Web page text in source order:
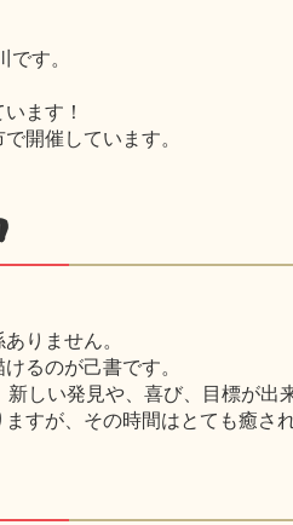
す。
ます！
開催しています。
りません。
るのが己書です。
しい発見や、喜び、目標が出
すが、その時間はとても癒さ